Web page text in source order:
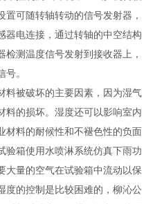
可随转轴转动的信号发射器，
器电连接，通过转轴的中空结构
测温度信号发射到接收器上，
。
料被破坏的主要因素，因为湿气
料的损坏。湿度还可以影响室内
材料的耐候性和不褪色性的负面
验箱使用水喷淋系统仿真下雨功
大量的空气在试验箱中流动以保
度的控制是比较困难的，柳沁公